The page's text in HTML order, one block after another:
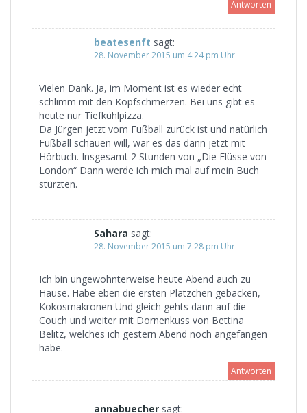
Antworten
beatesenft sagt:
28. November 2015 um 4:24 pm Uhr
Vielen Dank. Ja, im Moment ist es wieder echt
schlimm mit den Kopfschmerzen. Bei uns gibt es
heute nur Tiefkühlpizza.
Da Jürgen jetzt vom Fußball zurück ist und natürlich
Fußball schauen will, war es das dann jetzt mit
Hörbuch. Insgesamt 2 Stunden von „Die Flüsse von
London“ Dann werde ich mich mal auf mein Buch
stürzten.
Sahara sagt:
28. November 2015 um 7:28 pm Uhr
Ich bin ungewohnterweise heute Abend auch zu
Hause. Habe eben die ersten Plätzchen gebacken,
Kokosmakronen Und gleich gehts dann auf die
Couch und weiter mit Dornenkuss von Bettina
Belitz, welches ich gestern Abend noch angefangen
habe.
Antworten
annabuecher sagt: